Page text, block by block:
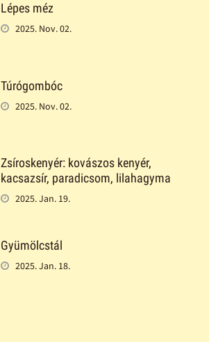
Lépes méz
2025. Nov. 02.
Túrógombóc
2025. Nov. 02.
Zsíroskenyér: kovászos kenyér,
kacsazsír, paradicsom, lilahagyma
2025. Jan. 19.
Gyümölcstál
2025. Jan. 18.